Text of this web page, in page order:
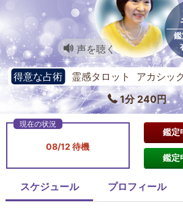
声を聴く
得意な占術
霊感タロット アカシッ
ィング ルーン
1分 240円
08/12 待機
鑑定
鑑定
スケジュール プロフィール